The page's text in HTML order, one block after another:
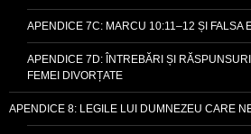
APENDICE 7C: MARCU 10:11–12 ȘI FALSA
APENDICE 7D: ÎNTREBĂRI ȘI
FEMEI DIVORȚATE
APENDICE 8: LEGILE LUI DUMNEZEU CARE